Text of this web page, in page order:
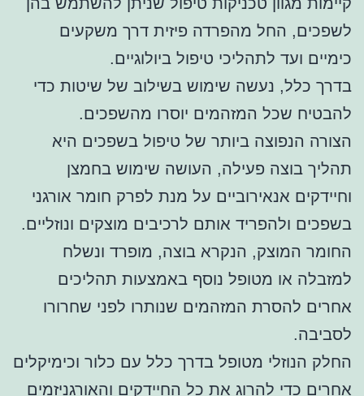
לשפכים, החל מהפרדה פיזית דרך משקעים
כימיים ועד לתהליכי טיפול ביולוגיים.
בדרך כלל, נעשה שימוש בשילוב של שיטות כדי
להבטיח שכל המזהמים יוסרו מהשפכים.
הצורה הנפוצה ביותר של טיפול בשפכים היא
תהליך בוצה פעילה, העושה שימוש בחמצן
וחיידקים אנאירוביים על מנת לפרק חומר אורגני
בשפכים ולהפריד אותם לרכיבים מוצקים ונוזליים.
החומר המוצק, הנקרא בוצה, מופרד ונשלח
למזבלה או מטופל נוסף באמצעות תהליכים
אחרים להסרת המזהמים שנותרו לפני שחרורו
לסביבה.
החלק הנוזלי מטופל בדרך כלל עם כלור וכימיקלים
אחרים כדי להרוג את כל החיידקים והאורגניזמים